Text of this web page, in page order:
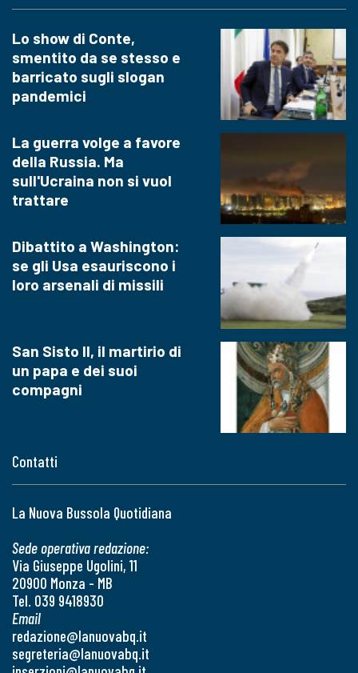
Contatti
La Nuova Bussola Quotidiana
Sede operativa redazione:
Via Giuseppe Ugolini, 11
20900 Monza - MB
Tel. 039 9418930
Email
redazione@lanuovabq.it
segreteria@lanuovabq.it
Lo show di Conte,
smentito da se stesso e
barricato sugli slogan
pandemici
La guerra volge a favore
della Russia. Ma
sull'Ucraina non si vuol
trattare
Dibattito a Washington:
se gli Usa esauriscono i
loro arsenali di missili
San Sisto II, il martirio di
un papa e dei suoi
compagni